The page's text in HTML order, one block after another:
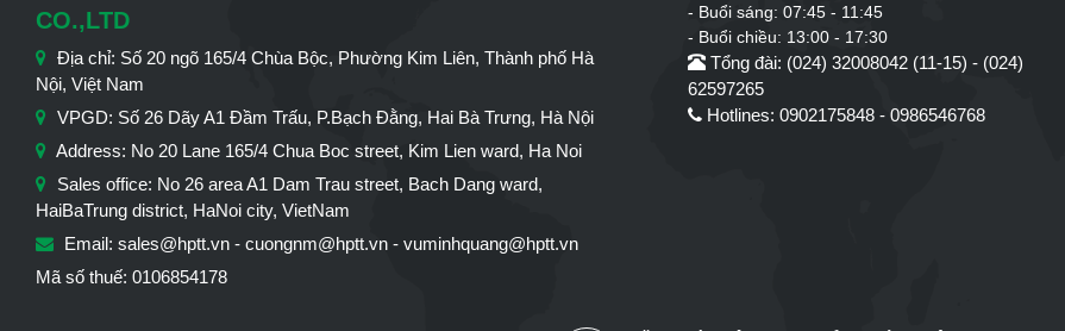
CO.,LTD
Địa chỉ: Số 20 ngõ 165/4 Chùa Bộc, Phường Kim Liên, Thành phố Hà
Nội, Việt Nam
VPGD: Số 26 Dãy A1 Đầm Trấu, P.Bạch Đằng, Hai Bà Trưng, Hà Nội
Address: No 20 Lane 165/4 Chua Boc street, Kim Lien ward, Ha Noi
Sales office: No 26 area A1 Dam Trau street, Bach Dang ward,
HaiBaTrung district, HaNoi city, VietNam
Email: sales@hptt.vn - cuongnm@hptt.vn - vuminhquang@hptt.vn
Mã số thuế: 0106854178
- Buổi sáng: 07:45 - 11:45
- Buổi chiều: 13:00 - 17:30
Tổng đài: (024) 32008042 (11-15) - (024)
62597265
Hotlines: 0902175848 - 0986546768